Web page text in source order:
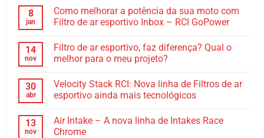
8
jan
Como melhorar a potência da sua moto com
Filtro de ar esportivo Inbox – RCI GoPower
14
nov
Filtro de ar esportivo, faz diferença? Qual o
melhor para o meu projeto?
30
abr
Velocity Stack RCI: Nova linha de Filtros de ar
esportivo ainda mais tecnológicos
13
nov
Air Intake – A nova linha de Intakes Race
Chrome